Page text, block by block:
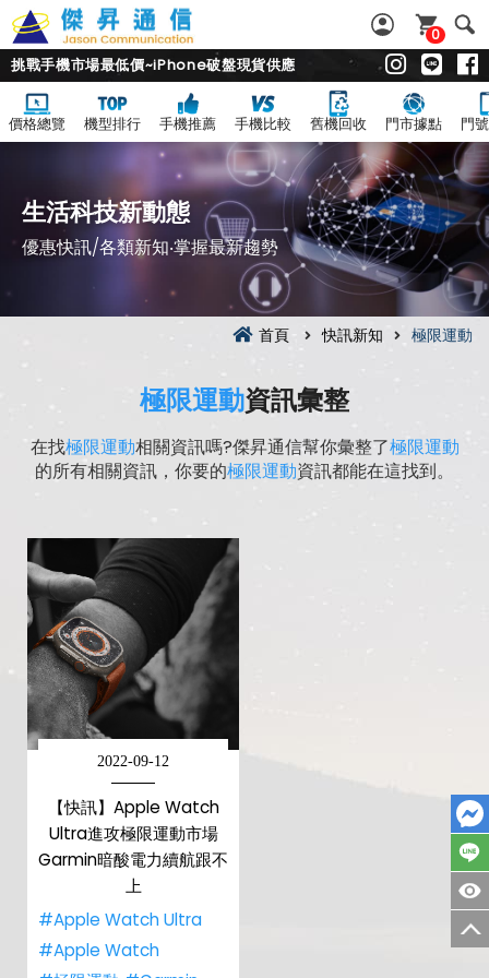
0
挑戰手機市場最低價~iPhone破盤現貨供應
價格總覽 機型排行 手機推薦 手機比較 舊機回收 門市據點 門
生活科技新動態
優惠快訊/各類新知‧掌握最新趨勢
首頁 快訊新知 極限運動
極限運動資訊彙整
在找極限運動相關資訊嗎?傑昇通信幫你彙整了極限運動
的所有相關資訊，你要的極限運動資訊都能在這找到。
2022-09-12
【快訊】Apple Watch
Ultra進攻極限運動市場
Garmin暗酸電力續航跟不
上
#Apple Watch Ultra
#Apple Watch